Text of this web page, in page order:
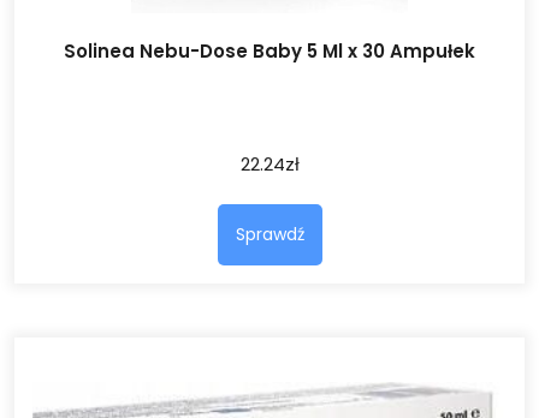
Solinea Nebu-Dose Baby 5 Ml x 30 Ampułek
22.24zł
Sprawdź